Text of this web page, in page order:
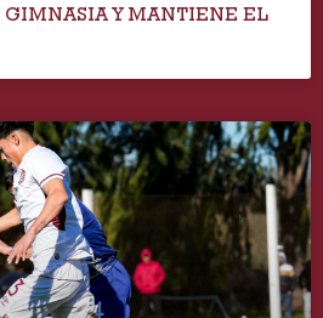
Y MANTIENE EL